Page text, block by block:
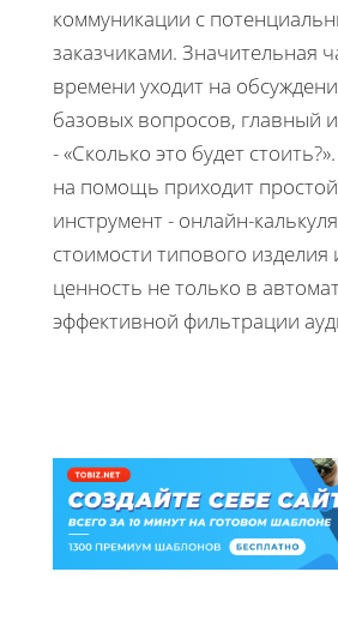
коммуникации с
заказчиками. Значительная
времени уходит на
базовых вопросов, главный
- «Сколько это будет
на помощь приходит
инструмент - онлайн-
стоимости типового изделия
ценность не только в
эффективной фильтрации